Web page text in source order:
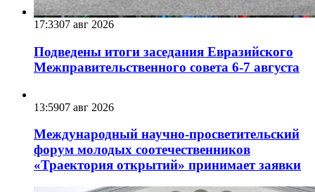
17:3307 авг 2026
Подведены итоги заседания Евразийского
Межправительственного совета 6-7 августа
13:5907 авг 2026
Международный научно-просветительский
форум молодых соотечественников
«Траектория открытий» принимает заявки